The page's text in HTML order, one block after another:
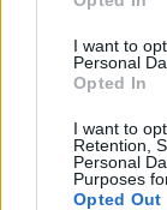
I want to
Personal
Opted In
I want to
Retention,
Personal
Purposes
Opted Out
felmerült a te
- H.Á.: Lehet,
fejemben